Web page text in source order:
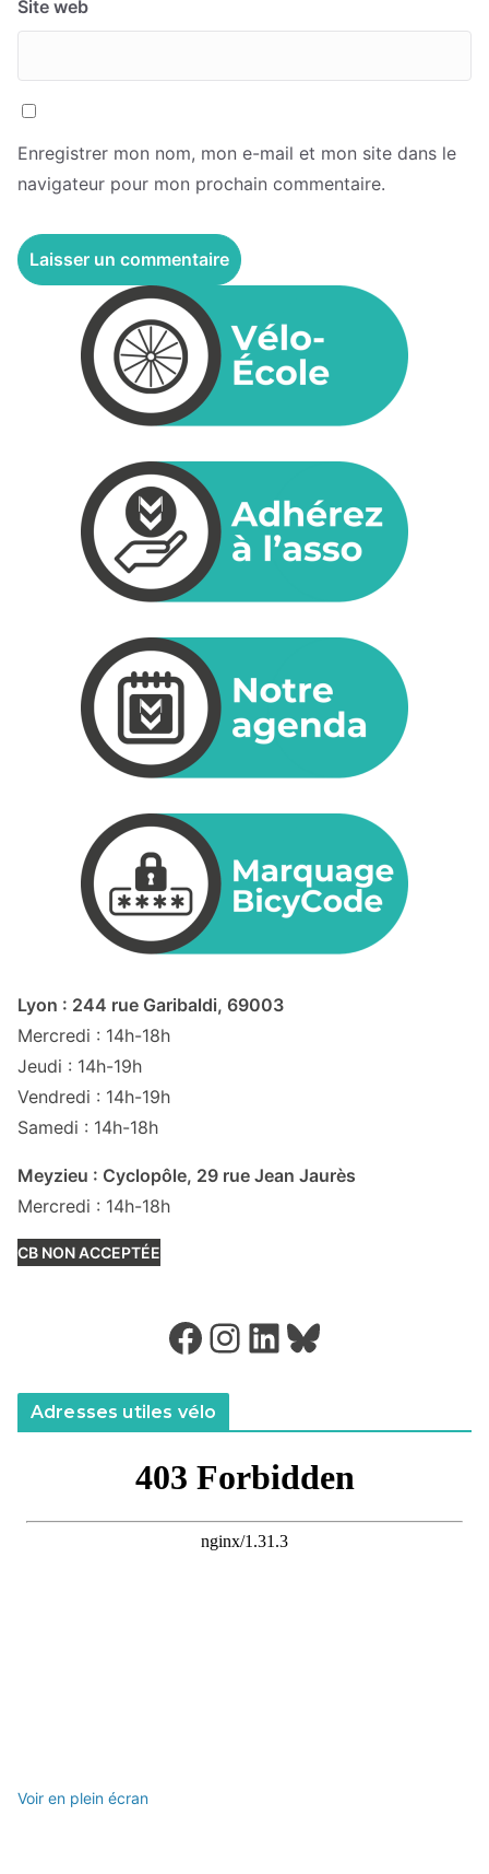
Site web
Enregistrer mon nom, mon e-mail et mon site dans le
navigateur pour mon prochain commentaire.
Lyon : 244 rue Garibaldi, 69003
Mercredi : 14h-18h
Jeudi : 14h-19h
Vendredi : 14h-19h
Samedi : 14h-18h
Meyzieu : Cyclopôle, 29 rue Jean Jaurès
Mercredi : 14h-18h
CB NON ACCEPTÉE
Facebook Instagram LinkedIn Bluesky
Adresses utiles vélo
Voir en plein écran